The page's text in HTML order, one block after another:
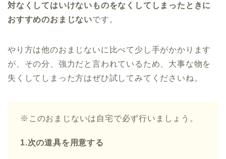
対なくしてはいけないものをなくしてしまったときに
おすすめのおまじないです。
やり方は他のおまじないに比べて少し手がかかります
が、その分、強力だと言われているため、大事な物を
失くしてしまった方はぜひ試してみてくださいね。
※このおまじないは自宅で必ず行いましょう。
1.次の道具を用意する